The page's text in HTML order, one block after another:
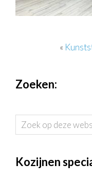
«
Zoeken:
Zoek
op
website
Kozijnen